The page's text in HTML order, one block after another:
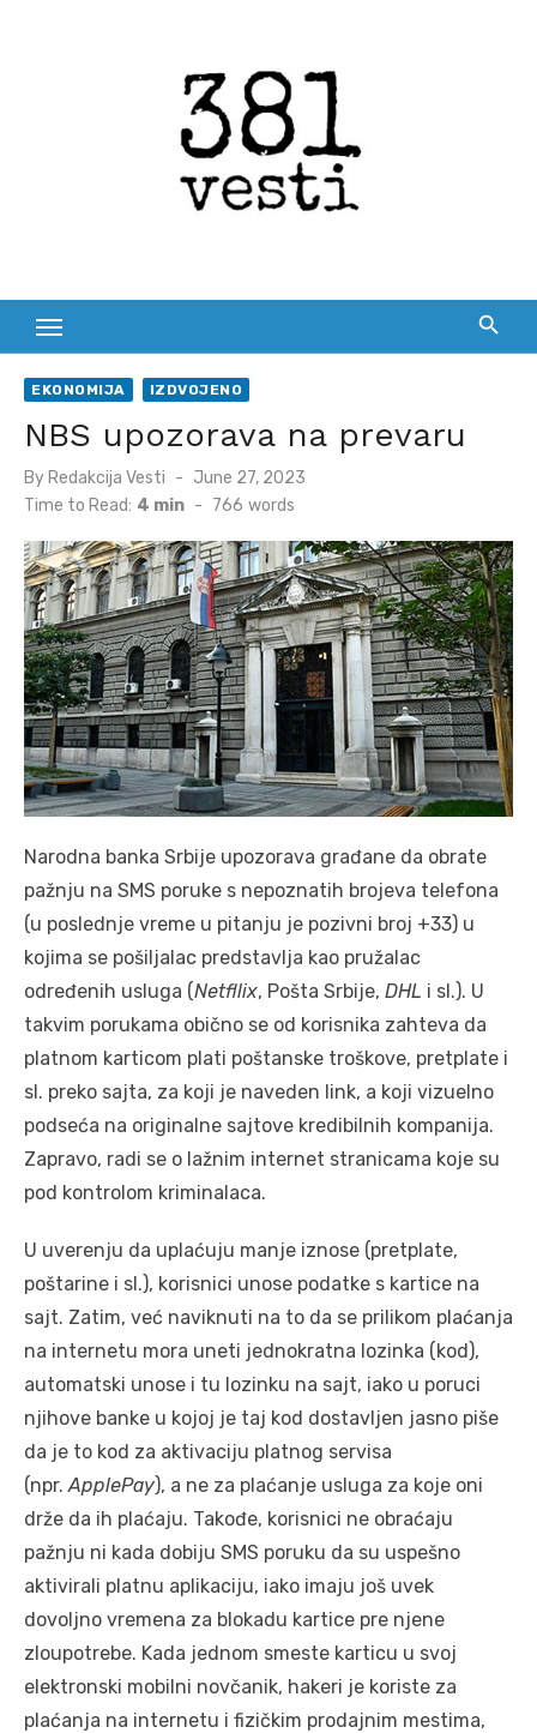
EKONOMIJA IZDVOJENO
NBS upozorava na prevaru
By Redakcija Vesti
Posted
June 27, 2023
Time to Read: 4 min - 766 words
Narodna banka Srbije upozorava građane da obrate
pažnju na SMS poruke s nepoznatih brojeva telefona
(u poslednje vreme u pitanju je pozivni broj +33) u
kojima se pošiljalac predstavlja kao pružalac
određenih usluga (Netfllix, Pošta Srbije, DHL i sl.). U
takvim porukama obično se od korisnika zahteva da
platnom karticom plati poštanske troškove, pretplate i
sl. preko sajta, za koji je naveden link, a koji vizuelno
podseća na originalne sajtove kredibilnih kompanija.
Zapravo, radi se o lažnim internet stranicama koje su
pod kontrolom kriminalaca.
U uverenju da uplaćuju manje iznose (pretplate,
poštarine i sl.), korisnici unose podatke s kartice na
sajt. Zatim, već naviknuti na to da se prilikom plaćanja
na internetu mora uneti jednokratna lozinka (kod),
automatski unose i tu lozinku na sajt, iako u poruci
njihove banke u kojoj je taj kod dostavljen jasno piše
da je to kod za aktivaciju platnog servisa
(npr. ApplePay), a ne za plaćanje usluga za koje oni
drže da ih plaćaju. Takođe, korisnici ne obraćaju
pažnju ni kada dobiju SMS poruku da su uspešno
aktivirali platnu aplikaciju, iako imaju još uvek
dovoljno vremena za blokadu kartice pre njene
zloupotrebe. Kada jednom smeste karticu u svoj
elektronski mobilni novčanik, hakeri je koriste za
plaćanja na internetu i fizičkim prodajnim mestima,